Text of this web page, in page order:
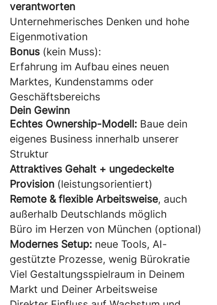
verantworten
Unternehmerisches Denken und hohe
Eigenmotivation
Bonus (kein Muss):
Erfahrung im Aufbau eines neuen
Marktes, Kundenstamms oder
Geschäftsbereichs
Dein Gewinn
Echtes Ownership-Modell: Baue dein
eigenes Business innerhalb unserer
Struktur
Attraktives Gehalt + ungedeckelte
Provision (leistungsorientiert)
Remote & flexible Arbeitsweise, auch
außerhalb Deutschlands möglich
Büro im Herzen von München (optional)
Modernes Setup: neue Tools, AI-
gestützte Prozesse, wenig Bürokratie
Viel Gestaltungsspielraum in Deinem
Markt und Deiner Arbeitsweise